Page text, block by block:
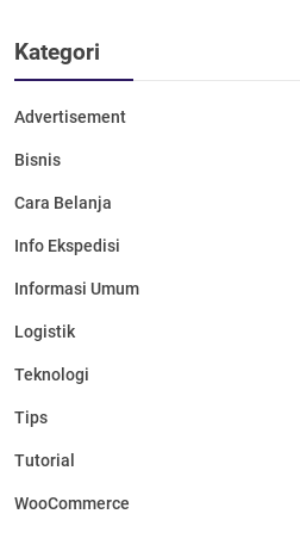
Kategori
Advertisement
Bisnis
Cara Belanja
Info Ekspedisi
Informasi Umum
Logistik
Teknologi
Tips
Tutorial
WooCommerce